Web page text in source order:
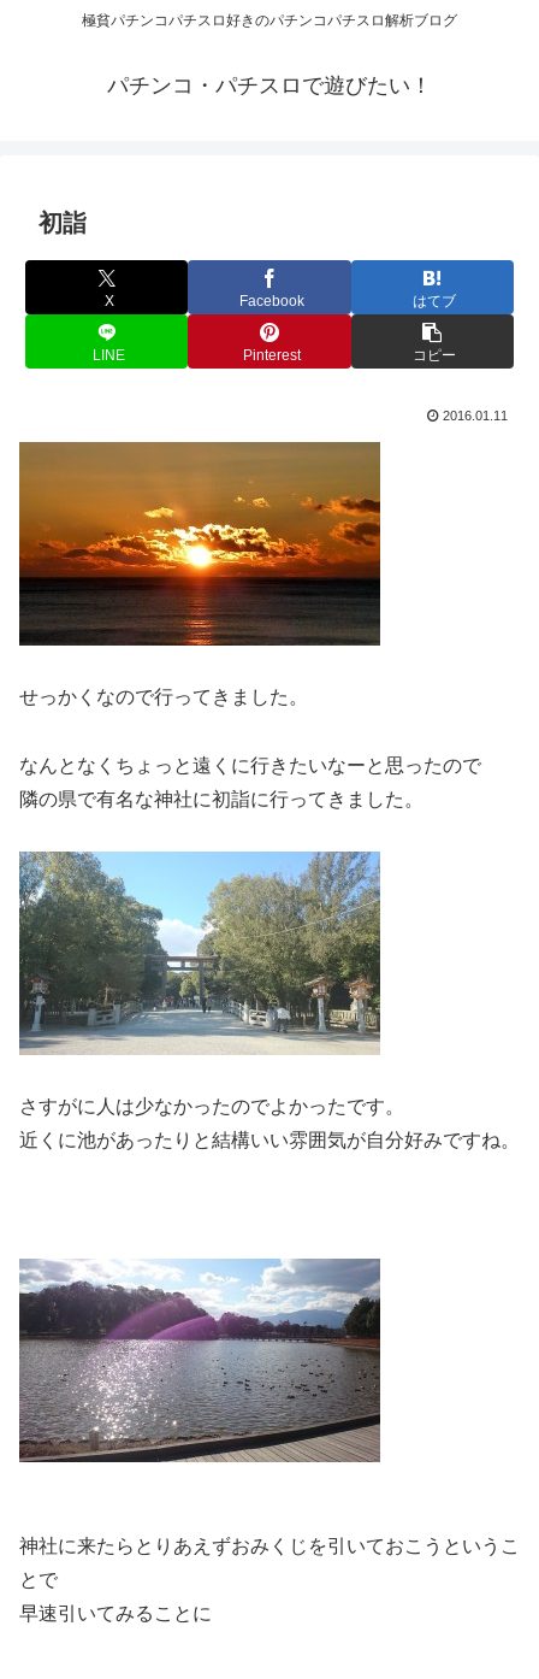
極貧パチンコパチスロ好きのパチンコパチスロ解析ブログ
パチンコ・パチスロで遊びたい！
初詣
X Facebook はてブ
LINE Pinterest コピー
2016.01.11
せっかくなので行ってきました。
なんとなくちょっと遠くに行きたいなーと思ったので
隣の県で有名な神社に初詣に行ってきました。
さすがに人は少なかったのでよかったです。
近くに池があったりと結構いい雰囲気が自分好みですね。
神社に来たらとりあえずおみくじを引いておこうというこ
とで
早速引いてみることに